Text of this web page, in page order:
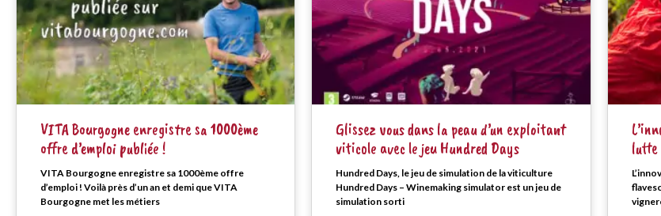
VITA Bourgogne enregistre sa 1000ème
offre d’emploi publiée !
VITA Bourgogne enregistre sa 1000ème offre
d’emploi ! Voilà près d’un an et demi que VITA
Bourgogne met les métiers
Glissez vous dans la peau d’un exploitant
viticole avec le jeu Hundred Days
Hundred Days, le jeu de simulation de la viticulture
Hundred Days – Winemaking simulator est un jeu de
simulation sorti
lutte